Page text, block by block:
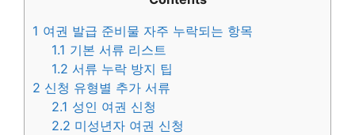
1 여권 발급 준비물 자주 누락되는 항목
1.1 기본 서류 리스트
1.2 서류 누락 방지 팁
2 신청 유형별 추가 서류
2.1 성인 여권 신청
2.2 미성년자 여권 신청